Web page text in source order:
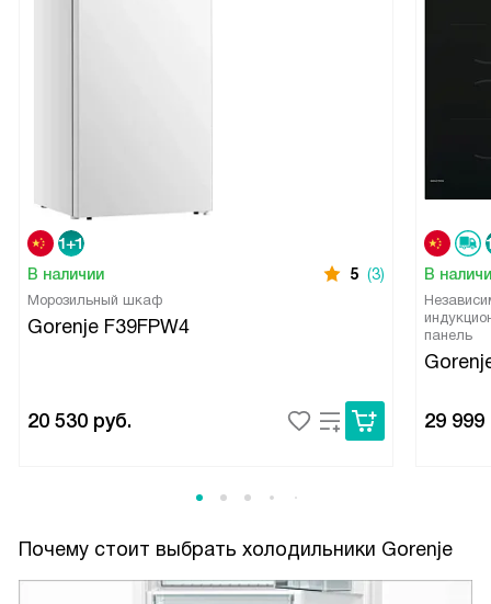
В наличии 5 (3)
Морозильный шкаф
Gorenje F39FPW4
20 530 руб.
В
панель
29 999
Почему стоит выбрать холодильники Gorenje